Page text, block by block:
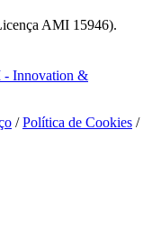
AMI 15946).
Innovation &
/Política de Cookies /